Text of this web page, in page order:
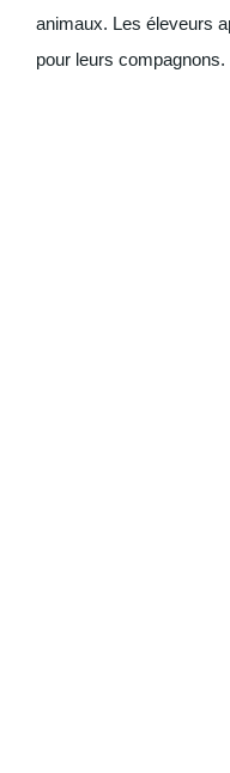
animaux. Les éleveurs
pour leurs compagnons.